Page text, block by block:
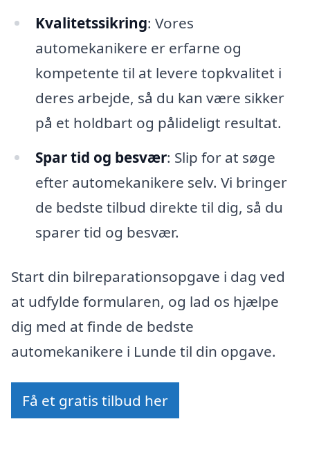
Kvalitetssikring: Vores
automekanikere er erfarne og
kompetente til at levere topkvalitet i
deres arbejde, så du kan være sikker
på et holdbart og pålideligt resultat.
Spar tid og besvær: Slip for at søge
efter automekanikere selv. Vi bringer
de bedste tilbud direkte til dig, så du
sparer tid og besvær.
Start din bilreparationsopgave i dag ved
at udfylde formularen, og lad os hjælpe
dig med at finde de bedste
automekanikere i Lunde til din opgave.
Få et gratis tilbud her